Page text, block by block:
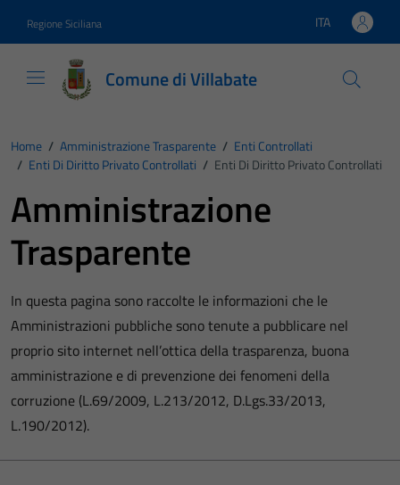
Regione Siciliana Lingua attiva:
ITA
Comune di Villabate
Home / Amministrazione Trasparente / Enti Controllati
/ Enti Di Diritto Privato Controllati / Enti Di Diritto Privato Controllati
Amministrazione
Trasparente
In questa pagina sono raccolte le informazioni che le
Amministrazioni pubbliche sono tenute a pubblicare nel
proprio sito internet nell’ottica della trasparenza, buona
amministrazione e di prevenzione dei fenomeni della
corruzione (L.69/2009, L.213/2012, D.Lgs.33/2013,
L.190/2012).